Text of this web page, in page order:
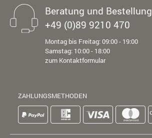
Beratung und Bestellung
+49 (0)89 9210 470
Montag bis Freitag: 09:00 - 19:00
Samstag: 10:00 - 18:00
zum Kontaktformular
ZAHLUNGSMETHODEN